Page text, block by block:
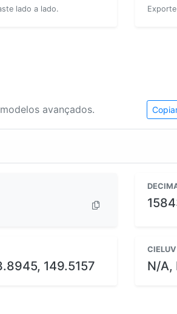
lado a lado.
avançados.
149.5157
CIELUV
N/A,